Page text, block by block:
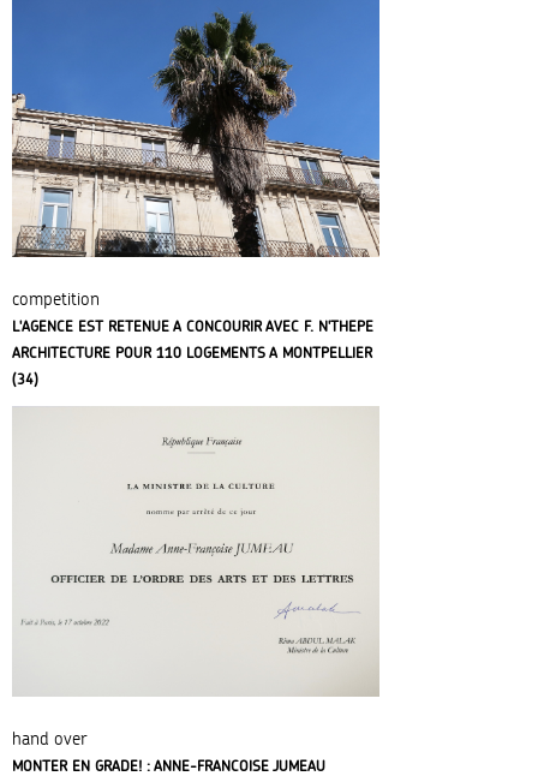
competition
L'AGENCE EST RETENUE A CONCOURIR AVEC F. N'THEPE
ARCHITECTURE POUR 110 LOGEMENTS A MONTPELLIER
(34)
hand over
MONTER EN GRADE! : ANNE-FRANCOISE JUMEAU